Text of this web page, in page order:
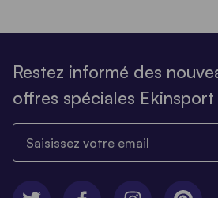
Restez informé des
offres spéciales Ekinsport